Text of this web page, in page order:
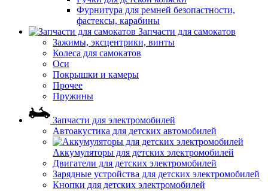
Фурнитура для ремней безопастности,
фастексы, карабины
Запчасти для самокатов
Зажимы, эксцентрики, винты
Колеса для самокатов
Оси
Покрышки и камеры
Прочее
Пружины
Запчасти для электромобилей
Автоакустика для детских автомобилей
Аккумуляторы для детских электромобилей
Двигатели для детских электромобилей
Зарядные устройства для детских электромобилей
Кнопки для детских электромобилей